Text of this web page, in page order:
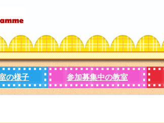
の様子 参加募集中の教室